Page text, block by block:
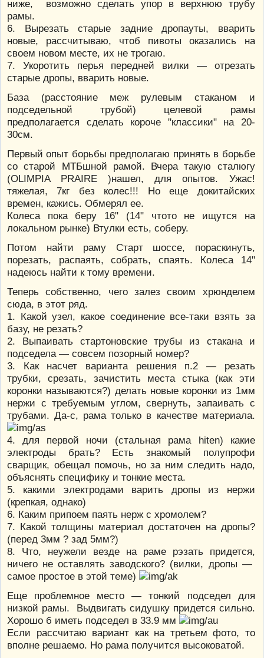
ниже, возможно сделать упор в верхнюю трубу
рамы.
6. Вырезать старые задние дропауты, вварить
новые, рассчитываю, чтоб пивоты оказались на
своем новом месте, их не трогаю.
7. Укоротить перья передней вилки — отрезать
старые дропы, вварить новые.
База (расстояние меж рулевым стаканом и
подседельной трубой) целевой рамы
предполагается сделать короче "классики" на 20-
30см.
Первый опыт борьбы предполагаю принять в борьбе
со старой МТБшной рамой. Вчера такую сталюгу
(OLIMPIA PRAIRE )нашел, для опытов. Ужас!
тяжелая, 7кг без колес!!! Но еще докитайских
времен, кажись. Обмерял ее.
Колеса пока беру 16" (14" чтото не ищутся на
локальном рынке) Втулки есть, соберу.
Потом найти раму Старт шоссе, пораскинуть,
порезать, распаять, собрать, спаять. Колеса 14"
надеюсь найти к тому времени.
Теперь собственно, чего залез своим хрюнделем
сюда, в этот ряд.
1. Какой узел, какое соединение все-таки взять за
базу, не резать?
2. Выпаивать стартоновские трубы из стакана и
подседела — совсем позорный номер?
3. Как насчет варианта решения п.2 — резать
трубки, срезать, зачистить места стыка (как эти
коронки называются?) делать новые коронки из 1мм
нержи с требуемым углом, свернуть, запаивать с
трубами. Да-с, рама только в качестве материала.
4. для первой ночи (стальная рама hiten) какие
электроды брать? Есть знакомый полупрофи
сварщик, обещал помочь, но за ним следить надо,
объяснять специфику и тонкие места.
5. какими электродами варить дропы из нержи
(крепкая, однако)
6. Каким припоем паять нерж с хромолем?
7. Какой толщины материал достаточен на дропы?
(перед 3мм ? зад 5мм?)
8. Что, неужели везде на раме рэзать придется,
ничего не оставлять заводского? (вилки, дропы —
самое простое в этой теме)
Еще проблемное место — тонкий подседел для
низкой рамы. Выдвигать сидушку придется сильно.
Хорошо б иметь подседел в 33.9 мм
Если рассчитаю вариант как на третьем фото, то
вполне решаемо. Но рама получится высоковатой.